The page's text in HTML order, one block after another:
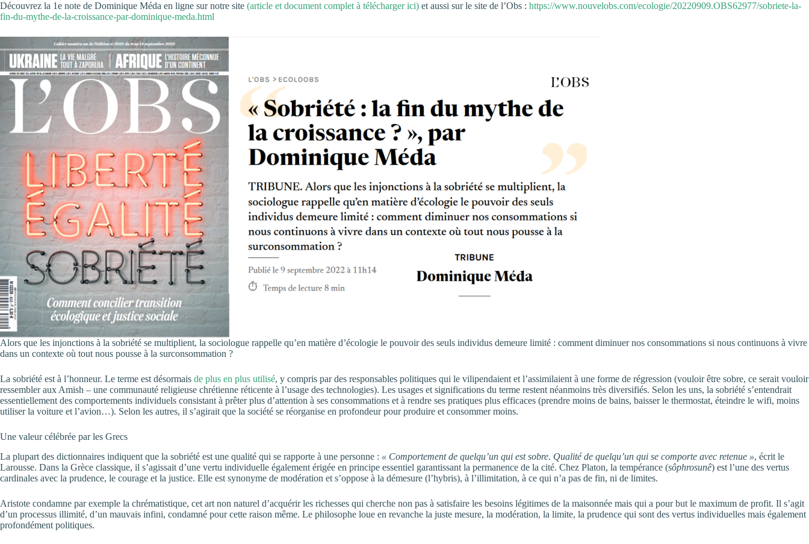
Découvrez la 1e note de Dominique Méda en ligne sur notre site (article et document complet à télécharger ici) et aussi sur le site de l’Obs : https://www.nouvelobs.com/ecologie/20220909.OBS62977/sobriete-la-
fin-du-mythe-de-la-croissance-par-dominique-meda.html
Alors que les injonctions à la sobriété se multiplient, la sociologue rappelle qu’en matière d’écologie le pouvoir des seuls individus demeure limité : comment diminuer nos consommations si nous continuons à vivre
dans un contexte où tout nous pousse à la surconsommation ?
La sobriété est à l’honneur. Le terme est désormais de plus en plus utilisé, y compris par des responsables politiques qui le vilipendaient et l’assimilaient à une forme de régression (vouloir être sobre, ce serait vouloir
ressembler aux Amish – une communauté religieuse chrétienne réticente à l’usage des technologies). Les usages et significations du terme restent néanmoins très diversifiés. Selon les uns, la sobriété s’entendrait
essentiellement des comportements individuels consistant à prêter plus d’attention à ses consommations et à rendre ses pratiques plus efficaces (prendre moins de bains, baisser le thermostat, éteindre le wifi, moins
utiliser la voiture et l’avion…). Selon les autres, il s’agirait que la société se réorganise en profondeur pour produire et consommer moins.
Une valeur célébrée par les Grecs
La plupart des dictionnaires indiquent que la sobriété est une qualité qui se rapporte à une personne : « Comportement de quelqu’un qui est sobre. Qualité de quelqu’un qui se comporte avec retenue », écrit le
Larousse. Dans la Grèce classique, il s’agissait d’une vertu individuelle également érigée en principe essentiel garantissant la permanence de la cité. Chez Platon, la tempérance (sôphrosunê) est l’une des vertus
cardinales avec la prudence, le courage et la justice. Elle est synonyme de modération et s’oppose à la démesure (l’hybris), à l’illimitation, à ce qui n’a pas de fin, ni de limites.
Aristote condamne par exemple la chrématistique, cet art non naturel d’acquérir les richesses qui cherche non pas à satisfaire les besoins légitimes de la maisonnée mais qui a pour but le maximum de profit. Il s’agit
d’un processus illimité, d’un mauvais infini, condamné pour cette raison même. Le philosophe loue en revanche la juste mesure, la modération, la limite, la prudence qui sont des vertus individuelles mais également
profondément politiques.